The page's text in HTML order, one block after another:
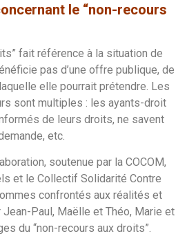
le “non-recours
fait référence à la situation de
pas d’une offre publique, de
elle pourrait prétendre. Les
sont multiples : les ayants-droit
de leurs droits, ne savent
etc.
soutenue par la COCOM,
et le Collectif Solidarité Contre
confrontés aux réalités et
Paul, Maëlle et Théo, Marie et
du “non-recours aux droits”.